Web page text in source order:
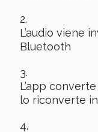
L’audio viene
Bluetooth
L’app
lo riconverte